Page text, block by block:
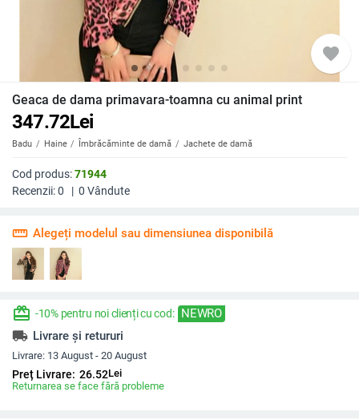
favorite
Geaca de dama primavara-toamna cu animal print
347.72Lei
Badu Haine Îmbrăcăminte de damă Jachete de damă
Cod produs:71944
Recenzii:0 | 0 Vândute
straighten Alegeți modelul sau dimensiunea disponibilă
redeem -10% pentru noi clienți cu cod: NEWRO
local_shipping Livrare și retururi
Livrare: 13 August - 20 August
Preț Livrare: 26.52Lei
Returnarea se face fără probleme